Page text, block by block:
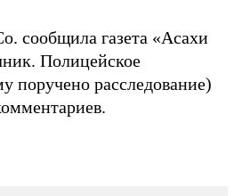
сообщила газета «Асахи
Полицейское
поручено расследование)